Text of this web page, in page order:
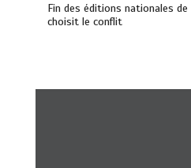
Fin des éditions nationales
choisit le conflit